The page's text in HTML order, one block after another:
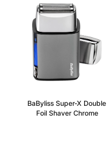
BaByliss Super-X Double
Foil Shaver Chrome